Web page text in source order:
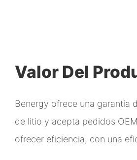
Valor Del
Benergy ofrece una garantía
de litio y acepta pedidos
ofrecer eficiencia, con una